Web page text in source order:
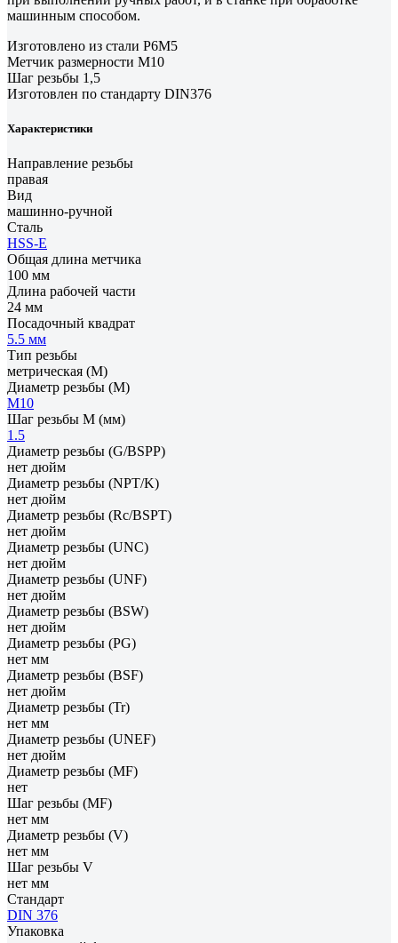
машинным способом.
Изготовлено из стали Р6М5
Метчик размерности М10
Шаг резьбы 1,5
Изготовлен по стандарту DIN376
Характеристики
Направление резьбы
правая
Вид
машинно-ручной
Сталь
HSS-E
Общая длина метчика
100 мм
Длина рабочей части
24 мм
Посадочный квадрат
5.5 мм
Тип резьбы
метрическая (М)
Диаметр резьбы (М)
М10
Шаг резьбы М (мм)
1.5
Диаметр резьбы (G/BSPP)
нет дюйм
Диаметр резьбы (NPT/K)
нет дюйм
Диаметр резьбы (Rc/BSPT)
нет дюйм
Диаметр резьбы (UNC)
нет дюйм
Диаметр резьбы (UNF)
нет дюйм
Диаметр резьбы (BSW)
нет дюйм
Диаметр резьбы (PG)
нет мм
Диаметр резьбы (BSF)
нет дюйм
Диаметр резьбы (Tr)
нет мм
Диаметр резьбы (UNEF)
нет дюйм
Диаметр резьбы (MF)
нет
Шаг резьбы (MF)
нет мм
Диаметр резьбы (V)
нет мм
Шаг резьбы V
нет мм
Стандарт
DIN 376
Упаковка